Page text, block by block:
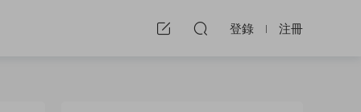
登錄 注冊